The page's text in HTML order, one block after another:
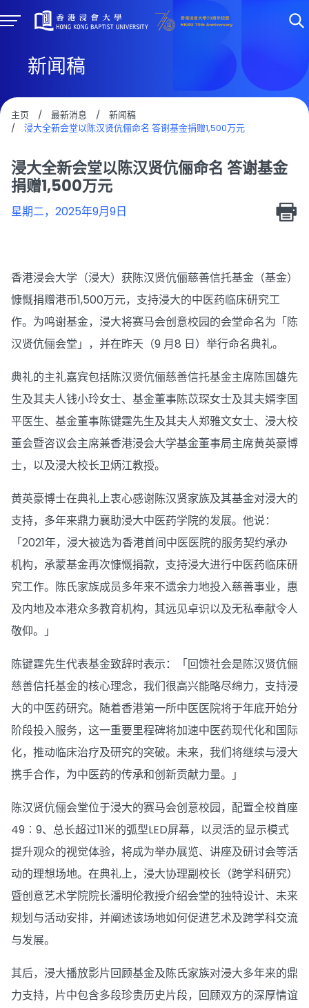
新闻稿
主页 / 最新消息 /
新闻稿
/
浸大全新会堂以陈汉贤伉俪命名 答谢基金捐赠1,500万元
浸大全新会堂以陈汉贤伉俪命名 答谢基金
捐赠1,500万元
星期二，2025年9月9日
香港浸会大学（浸大）获陈汉贤伉俪慈善信托基金（基金）
慷慨捐赠港币1,500万元，支持浸大的中医药临床研究工
作。为鸣谢基金，浸大将赛马会创意校园的会堂命名为「陈
汉贤伉俪会堂」，并在昨天（9 月8 日）举行命名典礼。
典礼的主礼嘉宾包括陈汉贤伉俪慈善信托基金主席陈国雄先
生及其夫人钱小玲女士、基金董事陈苡琛女士及其夫婿李国
平医生、基金董事陈键霆先生及其夫人郑雅文女士、浸大校
董会暨咨议会主席兼香港浸会大学基金董事局主席黄英豪博
士，以及浸大校长卫炳江教授。
黄英豪博士在典礼上衷心感谢陈汉贤家族及其基金对浸大的
支持，多年来鼎力襄助浸大中医药学院的发展。他说：
「2021年，浸大被选为香港首间中医医院的服务契约承办
机构，承蒙基金再次慷慨捐款，支持浸大进行中医药临床研
究工作。陈氏家族成员多年来不遗余力地投入慈善事业，惠
及内地及本港众多教育机构，其远见卓识以及无私奉献令人
敬仰。」
陈键霆先生代表基金致辞时表示：「回馈社会是陈汉贤伉俪
慈善信托基金的核心理念，我们很高兴能略尽绵力，支持浸
大的中医药研究。随着香港第一所中医医院将于年底开始分
阶段投入服务，这一重要里程碑将加速中医药现代化和国际
化，推动临床治疗及研究的突破。未来，我们将继续与浸大
携手合作，为中医药的传承和创新贡献力量。」
陈汉贤伉俪会堂位于浸大的赛马会创意校园，配置全校首座
49︰9、总长超过11米的弧型LED屏幕，以灵活的显示模式
提升观众的视觉体验，将成为举办展览、讲座及研讨会等活
动的理想场地。在典礼上，浸大协理副校长（跨学科研究）
暨创意艺术学院院长潘明伦教授介绍会堂的独特设计、未来
规划与活动安排，并阐述该场地如何促进艺术及跨学科交流
与发展。
其后，浸大播放影片回顾基金及陈氏家族对浸大多年来的鼎
力支持，片中包含多段珍贵历史片段，回顾双方的深厚情谊